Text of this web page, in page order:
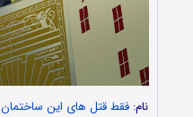
نام: فقط قتل های این ساختمان